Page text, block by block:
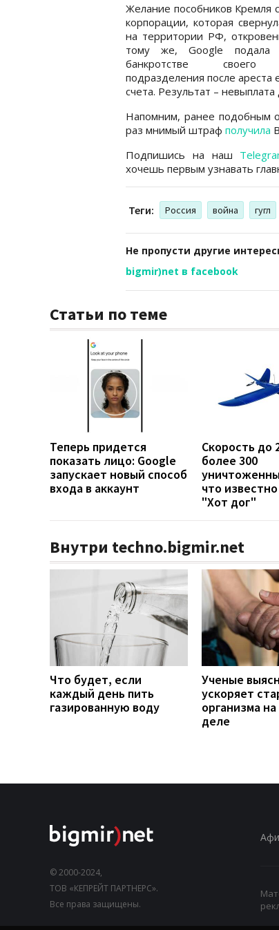
Желание пособников Кремля
корпорации, которая
на территории РФ,
тому же, Google подала
банкротстве своего
подразделения после ареста
счета. Результат –
Напомним, ранее подобным
раз мнимый штраф получила
Подпишись на наш
хочешь первым узнавать
Теги: Россия война гугл
Не пропусти другие
bigmir)net в facebook
Статьи по теме
Теперь придется
показать лицо: Google
запускает новый способ
входа в аккаунт
Скорость до
более 300
что
"Хот дог"
Внутри techno.bigmir.net
Что будет, если
каждый день пить
газированную воду
Ученые
ускоряет
организма
деле
© 2000-2024,
ТОВ «КЕПРЕЙТ ПАРТНЕРС».
Все права защищены.